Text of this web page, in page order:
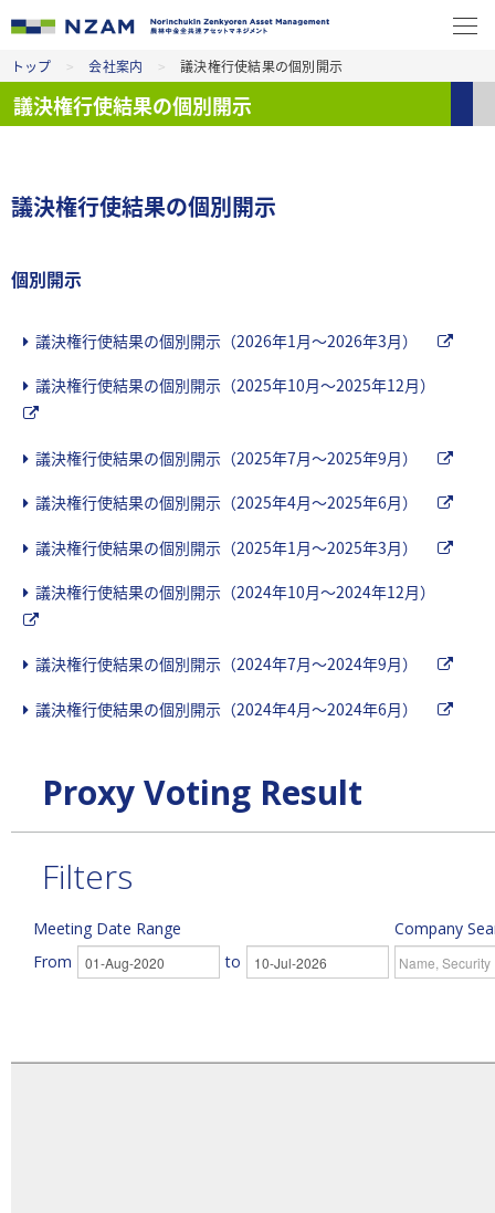
トップ > 会社案内 > 議決権行使結果の個別開示
議決権行使結果の個別開示
議決権行使結果の個別開示
個別開示
議決権行使結果の個別開示（2026年1月～2026年3月）
議決権行使結果の個別開示（2025年10月～2025年12月）
議決権行使結果の個別開示（2025年7月～2025年9月）
議決権行使結果の個別開示（2025年4月～2025年6月）
議決権行使結果の個別開示（2025年1月～2025年3月）
議決権行使結果の個別開示（2024年10月～2024年12月）
議決権行使結果の個別開示（2024年7月～2024年9月）
議決権行使結果の個別開示（2024年4月～2024年6月）